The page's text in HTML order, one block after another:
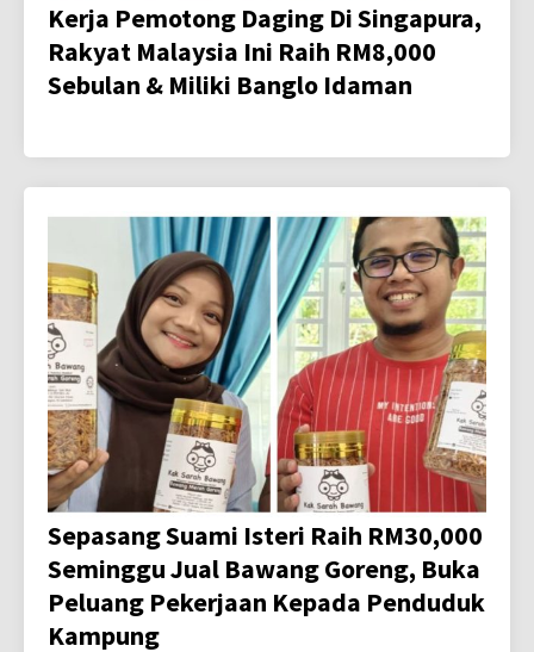
Kerja Pemotong Daging Di Singapura,
Rakyat Malaysia Ini Raih RM8,000
Sebulan & Miliki Banglo Idaman
Sepasang Suami Isteri Raih RM30,000
Seminggu Jual Bawang Goreng, Buka
Peluang Pekerjaan Kepada Penduduk
Kampung